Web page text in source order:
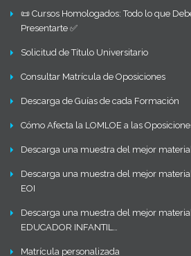
📜 Cursos Homologados: Todo lo que
Presentarte ✅
Solicitud de Título Universitario
Consultar Matrícula de Oposiciones
Descarga de Guías de cada Formación
Cómo Afecta la LOMLOE a las
Descarga una muestra del mejor
Descarga una muestra del mejor
EOI
Descarga una muestra del mejor material
EDUCADOR INFANTIL…
Matrícula personalizada